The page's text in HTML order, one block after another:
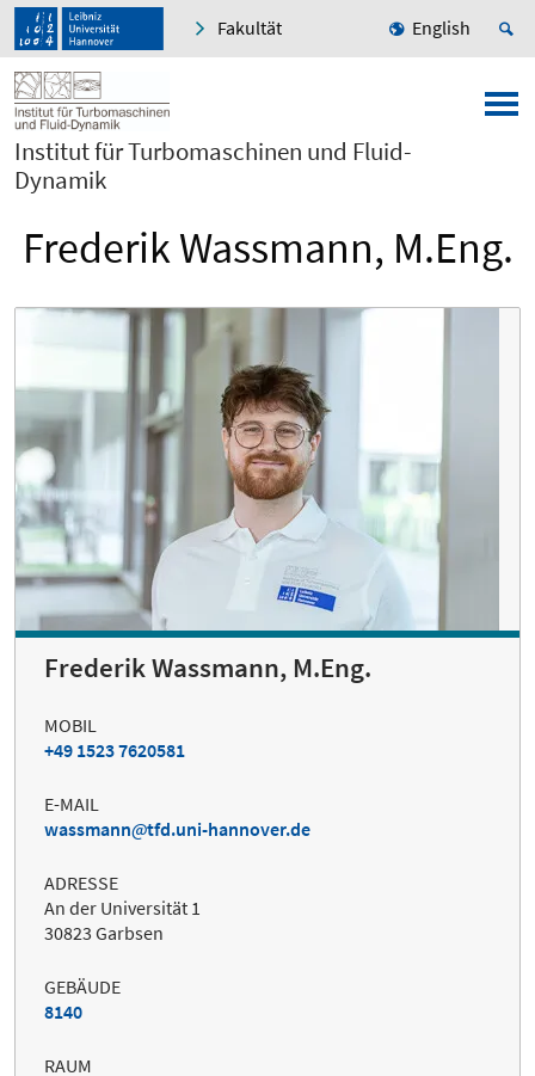
Fakultät English
Institut für Turbomaschinen und Fluid-
Dynamik
Frederik Wassmann, M.Eng.
Frederik Wassmann, M.Eng.
MOBIL
+49 1523 7620581
E-MAIL
wassmann
tfd.uni-hannover.de
ADRESSE
An der Universität 1
30823 Garbsen
GEBÄUDE
8140
RAUM